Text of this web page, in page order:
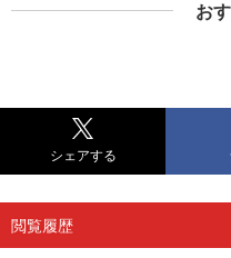
お
シェアする
閲覧履歴